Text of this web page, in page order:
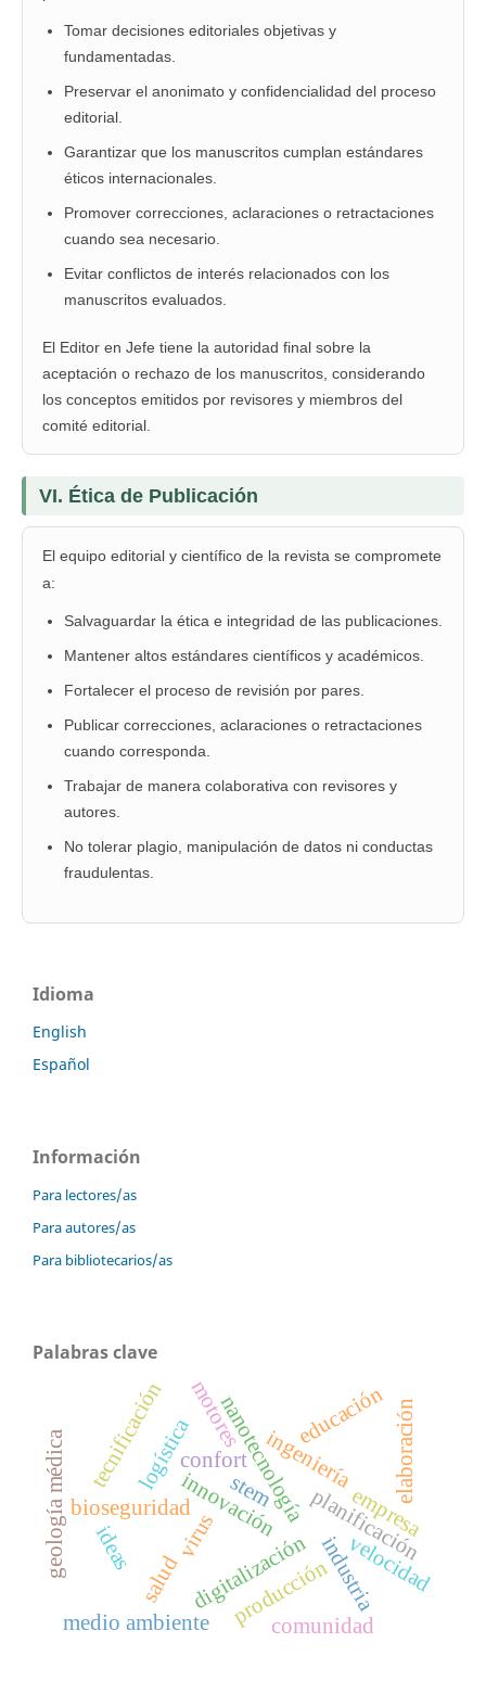
Tomar decisiones editoriales objetivas y
fundamentadas.
Preservar el anonimato y confidencialidad del proceso
editorial.
Garantizar que los manuscritos cumplan estándares
éticos internacionales.
Promover correcciones, aclaraciones o retractaciones
cuando sea necesario.
Evitar conflictos de interés relacionados con los
manuscritos evaluados.
El Editor en Jefe tiene la autoridad final sobre la
aceptación o rechazo de los manuscritos, considerando
los conceptos emitidos por revisores y miembros del
comité editorial.
VI. Ética de Publicación
El equipo editorial y científico de la revista se compromete
a:
Salvaguardar la ética e integridad de las publicaciones.
Mantener altos estándares científicos y académicos.
Fortalecer el proceso de revisión por pares.
Publicar correcciones, aclaraciones o retractaciones
cuando corresponda.
Trabajar de manera colaborativa con revisores y
autores.
No tolerar plagio, manipulación de datos ni conductas
fraudulentas.
Idioma
English
Español
Información
Para lectores/as
Para autores/as
Para bibliotecarios/as
Palabras clave
nanotecnología
virus
bioseguridad
salud industria
innovación
logística
producción
planificación
ingeniería
stem
tecnificación educación
digitalización
medio ambiente
confort
comunidad
geología médica velocidad
motores
empresa
ideas
elaboración